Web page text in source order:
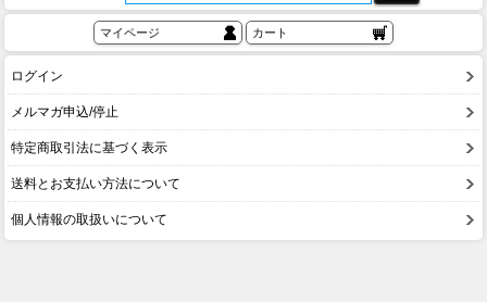
マイページ カート
ログイン
メルマガ申込/停止
特定商取引法に基づく表示
送料とお支払い方法について
個人情報の取扱いについて